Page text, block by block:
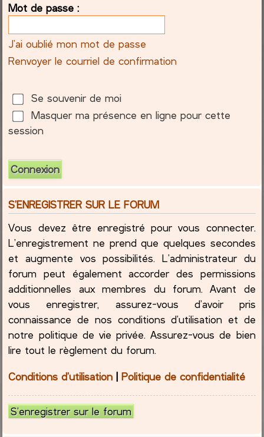
Mot de passe :
J’ai oublié mon mot de passe
Renvoyer le courriel de confirmation
Se souvenir de moi
Masquer ma présence en ligne pour cette
session
S’ENREGISTRER SUR LE FORUM
Vous devez être enregistré pour vous connecter.
L’enregistrement ne prend que quelques secondes
et augmente vos possibilités. L’administrateur du
forum peut également accorder des permissions
additionnelles aux membres du forum. Avant de
vous enregistrer, assurez-vous d’avoir pris
connaissance de nos conditions d’utilisation et de
notre politique de vie privée. Assurez-vous de bien
lire tout le règlement du forum.
Conditions d’utilisation |Politique de confidentialité
S’enregistrer sur le forum